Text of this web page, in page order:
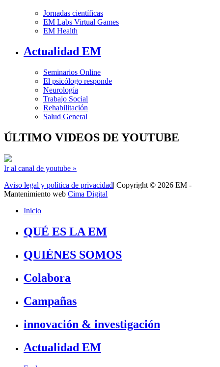
Jornadas científicas
EM Labs Virtual Games
EM Health
Actualidad EM
Seminarios Online
El psicólogo responde
Neurología
Trabajo Social
Rehabilitación
Salud General
ÚLTIMO VIDEOS DE YOUTUBE
Ir al canal de youtube »
Aviso legal y política de privacidad| Copyright © 2026 EM -
Mantenimiento web Cima Digital
Inicio
QUÉ ES LA EM
QUIÉNES SOMOS
Colabora
Campañas
innovación & investigación
Actualidad EM